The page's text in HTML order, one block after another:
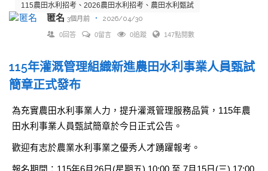
115農田水利招考、2026農田水利招考、農田水利甄試
匿名 3個月前 · 2026/04/30
0回答 0留言 0追蹤 147點閱數
115年灌溉管理組織新進農田水利事業人員甄試
簡章正式發布
為充實農田水利事業人力，提升灌溉管理服務品質，115年農
田水利事業人員甄試簡章於今日正式公告。
歡迎有志於農業水利事業之優秀人才踴躍報考。
報名期間：115年6月26日(星期五) 10:00 至 7月15日(三) 17:00